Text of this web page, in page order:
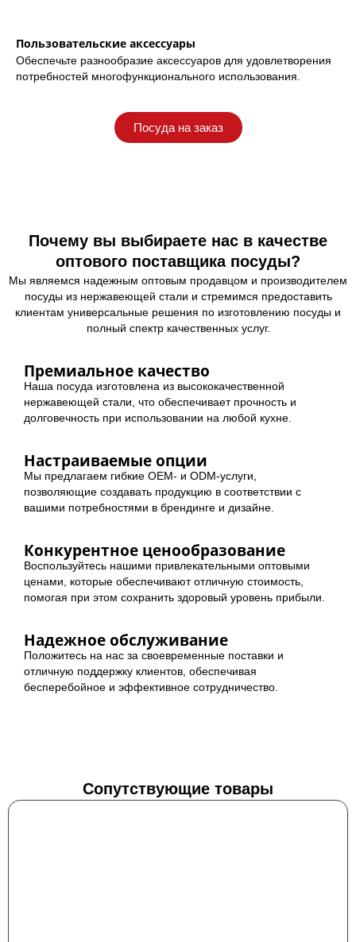
Пользовательские аксессуары
Обеспечьте разнообразие аксессуаров для удовлетворения
потребностей многофункционального использования.
Посуда на заказ
Почему вы выбираете нас в качестве
оптового поставщика посуды?
Мы являемся надежным оптовым продавцом и производителем
посуды из нержавеющей стали и стремимся предоставить
клиентам универсальные решения по изготовлению посуды и
полный спектр качественных услуг.
Премиальное качество
Наша посуда изготовлена из высококачественной
нержавеющей стали, что обеспечивает прочность и
долговечность при использовании на любой кухне.
Настраиваемые опции
Мы предлагаем гибкие OEM- и ODM-услуги,
позволяющие создавать продукцию в соответствии с
вашими потребностями в брендинге и дизайне.
Конкурентное ценообразование
Воспользуйтесь нашими привлекательными оптовыми
ценами, которые обеспечивают отличную стоимость,
помогая при этом сохранить здоровый уровень прибыли.
Надежное обслуживание
Положитесь на нас за своевременные поставки и
отличную поддержку клиентов, обеспечивая
бесперебойное и эффективное сотрудничество.
Сопутствующие товары